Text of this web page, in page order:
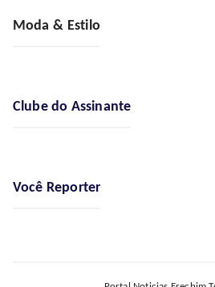
Moda & Estilo
Clube do Assinante
Você Reporter